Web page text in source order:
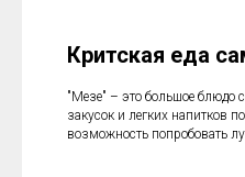
Критская еда
"Мезе" – это большое блюдо
закусок и легких напитков
возможность попробовать